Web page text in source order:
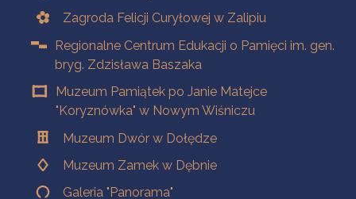
Zagroda Felicji Curyłowej w Zalipiu
Regionalne Centrum Edukacji o Pamięci im. gen.
bryg. Zdzisława Baszaka
Muzeum Pamiątek po Janie Matejce
"Koryznówka" w Nowym Wiśniczu
Muzeum Dwór w Dołędze
Muzeum Zamek w Dębnie
Galeria "Panorama"